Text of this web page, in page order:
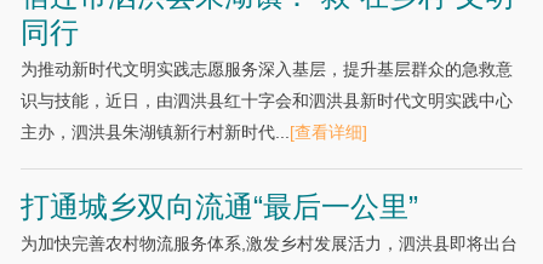
同行
为推动新时代文明实践志愿服务深入基层，提升基层群众的急救意
识与技能，近日，由泗洪县红十字会和泗洪县新时代文明实践中心
主办，泗洪县朱湖镇新行村新时代... [查看详细]
打通城乡双向流通“最后一公里”
为加快完善农村物流服务体系,激发乡村发展活力，泗洪县即将出台